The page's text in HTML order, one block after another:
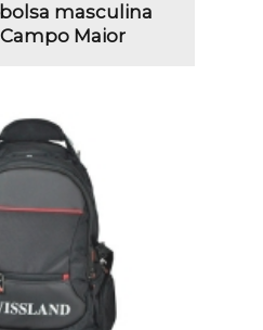
masculina
Maior